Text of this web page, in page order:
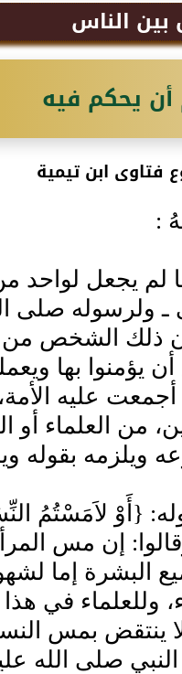
بين الناس
أن يحكم فيه
فتاوى ابن تيمية
‏:‏
لم يجعل لواحد
ـ ولرسوله صلى
ذلك الشخص من
يؤمنوا بها
عليه الأمة،
من العلماء أو
ويلزمه بقوله
إن مس
البشرة إما
في هذا
ينتقض بمس
صلى الله